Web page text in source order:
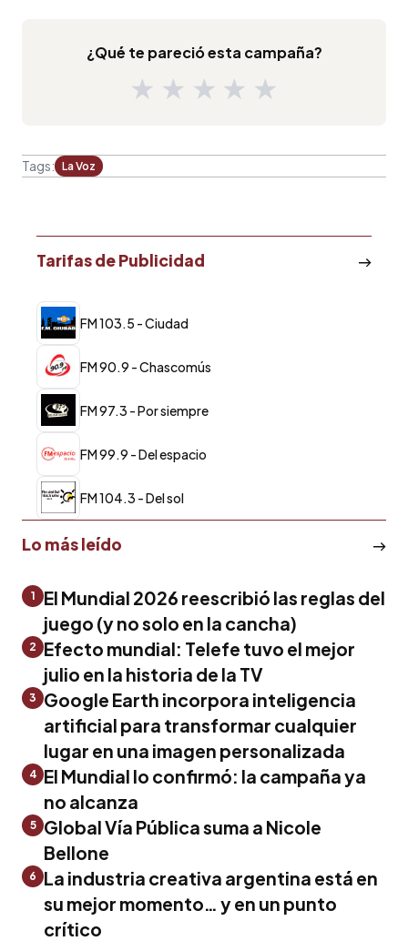
¿Qué te pareció esta campaña?
★ ★ ★ ★ ★
Tags: La Voz
Tarifas de Publicidad
FM 103.5 - Ciudad
FM 90.9 - Chascomús
FM 97.3 - Por siempre
FM 99.9 - Del espacio
FM 104.3 - Del sol
Lo más leído
1
El Mundial 2026 reescribió las reglas del
juego (y no solo en la cancha)
2
Efecto mundial: Telefe tuvo el mejor
julio en la historia de la TV
3
Google Earth incorpora inteligencia
artificial para transformar cualquier
lugar en una imagen personalizada
4 El Mundial lo confirmó: la campaña ya
no alcanza
5
Global Vía Pública suma a Nicole
Bellone
6
La industria creativa argentina está en
su mejor momento… y en un punto
crítico